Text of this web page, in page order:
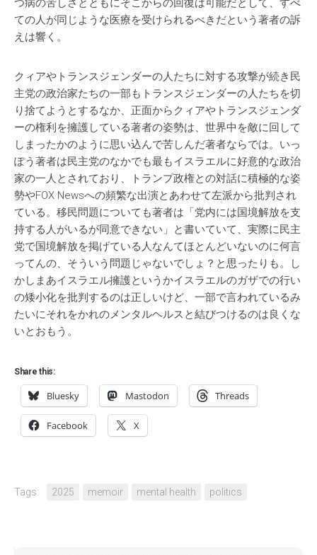
つ病の苦しさとともにそこからの回復は可能だとして、すべ
ての人が同じような医療を受けられるべきだという著者の訴
えは響く。
クィアやトランスジェンダーの人たちに対する攻撃が続き民
主党の政治家たちの一部もトランスジェンダーの人たちを切
り捨てようとするなか、正面からクィアやトランスジェンダ
ーの権利を擁護している著者の姿勢は、世界中を敵に回して
しまったかのように思い込んで苦しんだ著者ならでは。いっ
ぽう著者は民主党のなかでも最もイスラエルに好意的な政治
家の一人とされており、トランプ政権との対話に積極的な姿
勢やFOX Newsへの頻繁な出演とあわせて左派から批判され
ている。移民問題についても著者は「党内には国境解放を支
持する人がいるが同意できない」と書いていて、実際に民主
党で国境解放を掲げている人なんてほとんどいないのに何言
ってんの、そういう問題じゃないでしょ？と思ったりも。し
かしまあイスラエル擁護というかイスラエルのガザでの行い
の矮小化を批判するのは正しいけど、一部で言われているみ
たいにそれをかれのメンタルヘルスと結びつけるのは良くな
いとおもう。
Share this:
Bluesky Mastodon Threads
Facebook X
Tags: 2025 memoir mental health politics